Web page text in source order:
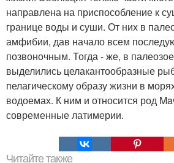
направлена на приспособление к
границе воды и суши. От них в
амфибии, дав начало всем
позвоночным. Тогда - же, в
выделились целакантообразные
пелагическому образу жизни в
водоемах. К ним и относится род
современные латимерии.
Читайте также